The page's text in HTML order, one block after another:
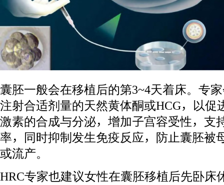
囊胚一般会在移植后的第3~4天着床。专
注射合适剂量的天然黄体酮或HCG，以促
激素的合成与分泌，增加子宫容受性，支
率，同时抑制发生免疫反应，防止囊胚被
或流产。
HRC专家也建议女性在囊胚移植后先卧床